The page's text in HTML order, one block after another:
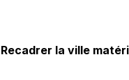
Recadrer la ville